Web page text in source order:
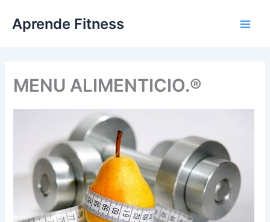
contenido
Aprende Fitness
MENU ALIMENTICIO.®